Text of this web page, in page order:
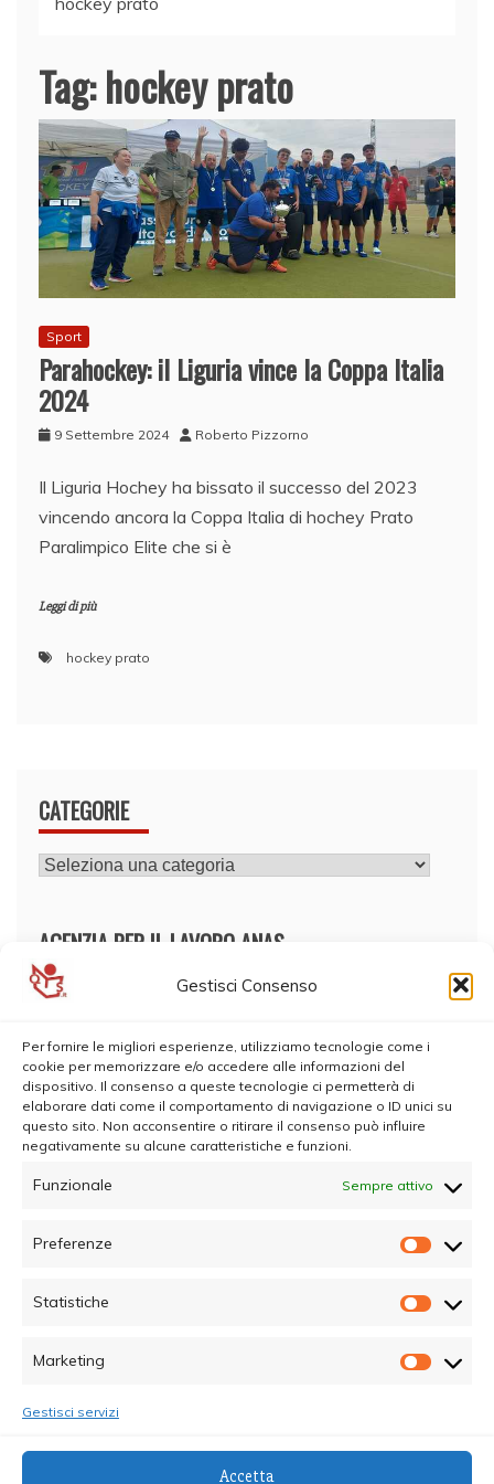
Gestisci Consenso
Per fornire le migliori esperienze, utilizziamo tecnologie come i
cookie per memorizzare e/o accedere alle informazioni del
dispositivo. Il consenso a queste tecnologie ci permetterà di
elaborare dati come il comportamento di navigazione o ID unici su
questo sito. Non acconsentire o ritirare il consenso può influire
negativamente su alcune caratteristiche e funzioni.
Funzionale Sempre attivo
Preferenze
Statistiche
Marketing
Gestisci servizi
Accetta
Tag:hockey prato
Sport
Parahockey: il Liguria vince la Coppa Italia
2024
9 Settembre 2024 Roberto Pizzorno
Il Liguria Hochey ha bissato il successo del 2023
vincendo ancora la Coppa Italia di hochey Prato
Paralimpico Elite che si è
Leggi di più
hockey prato
CATEGORIE
CATEGORIE
AGENZIA PER IL LAVORO ANAS